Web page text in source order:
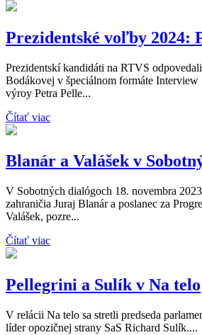
Prezidentské voľby 2024:
Prezidentskí kandidáti na RTVS
Bodákovej v špeciálnom formáte Interview
výroy Petra Pelle...
Čítať viac
Blanár a Valášek v
V Sobotných dialógoch 18. novembra
zahraničia Juraj Blanár a poslanec za
Valášek, pozre...
Čítať viac
Pellegrini a Sulík v Na telo
V relácii Na telo sa stretli predseda
líder opozičnej strany SaS Richard Sulík....